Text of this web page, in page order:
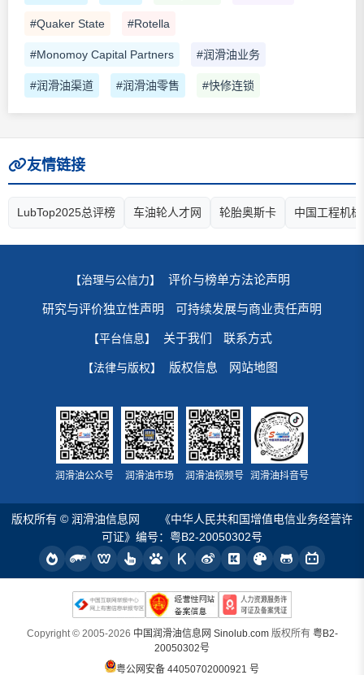
#Quaker State #Rotella
#Monomoy Capital Partners #润滑油业务
#润滑油渠道 #润滑油零售 #快修连锁
友情链接
LubTop2025总评榜 车油轮人才网 轮胎奥斯卡 中国工程机
【治理与公信力】 评价与榜单方法论声明
研究与评价独立性声明 可持续发展与商业责任声明
【平台信息】 关于我们 联系方式
【法律与版权】 版权信息 网站地图
润滑油公众号 润滑油市场 润滑油视频号 润滑油抖音号
版权所有 © 润滑油信息网
《中华人民共和国增值电信业务经营许
可证》编号：粤B2-20050302号
Copyright © 2005-2026 中国润滑油信息网 Sinolub.com版权所有 粤B2-
20050302号
粤公网安备 44050702000921 号